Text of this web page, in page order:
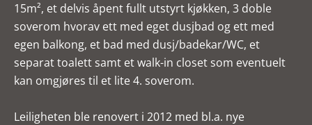
15m², et delvis åpent fullt utstyrt kjøkken, 3 doble
soverom hvorav ett med eget dusjbad og ett med
egen balkong, et bad med dusj/badekar/WC, et
separat toalett samt et walk-in closet som eventuelt
kan omgjøres til et lite 4. soverom.
Leiligheten ble renovert i 2012 med bl.a. nye